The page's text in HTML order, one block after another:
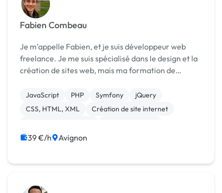
Fabien Combeau
Je m’appelle Fabien, et je suis développeur web
freelance. Je me suis spécialisé dans le design et la
création de sites web, mais ma formation de
l'utilisation régulière des classiques PHP, HTML/CSS
et J...
JavaScript PHP Symfony
jQuery
CSS, HTML, XML
Création de site internet
Relecture, correction
39 €/h Avignon